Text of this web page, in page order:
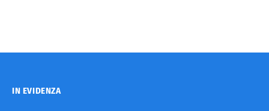
IN EVIDENZA